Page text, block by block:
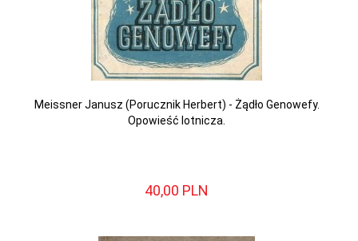
Meissner Janusz (Porucznik Herbert) - Żądło Genowefy.
Opowieść lotnicza.
40,00 PLN